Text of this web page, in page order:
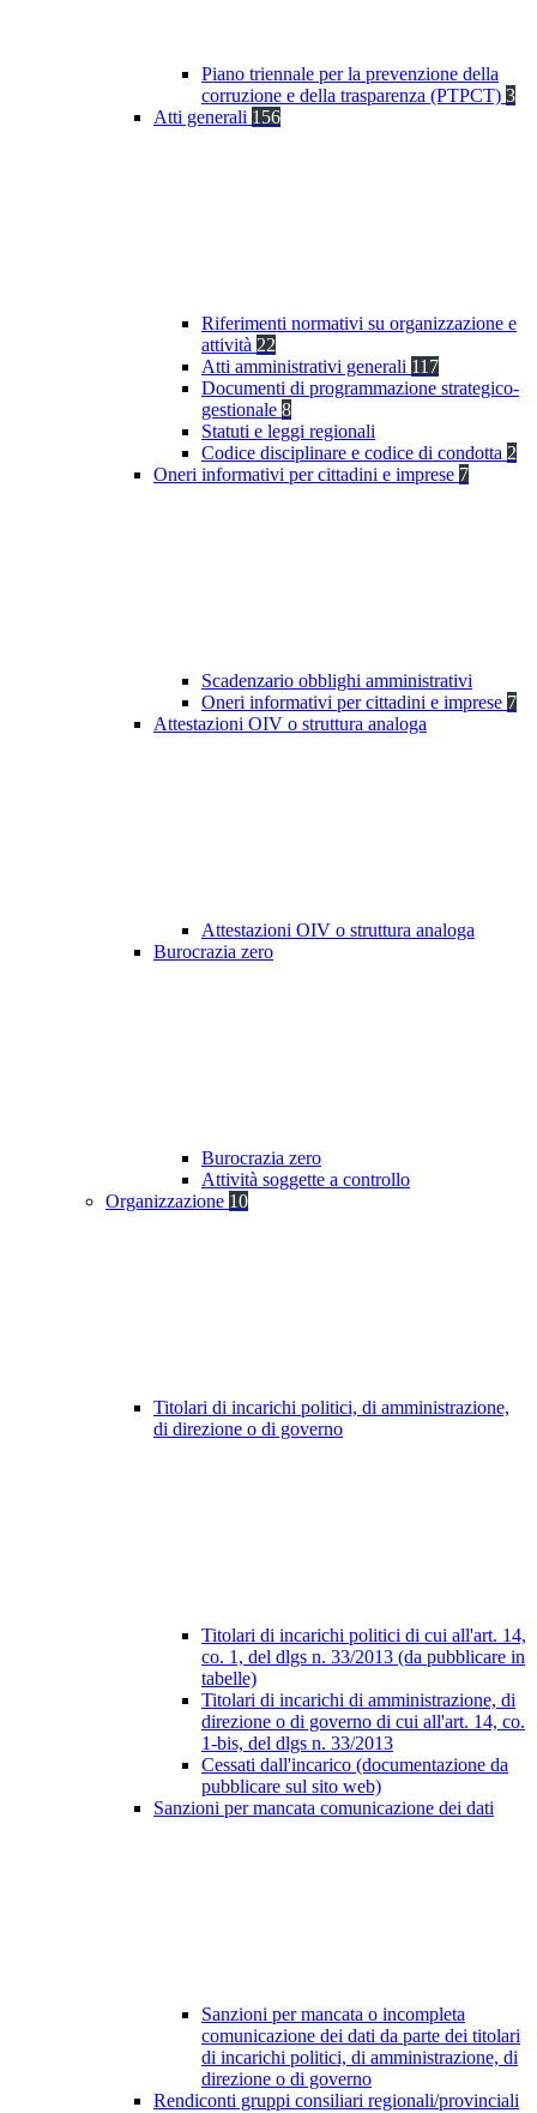
Piano triennale per la prevenzione della
corruzione e della trasparenza (PTPCT) 3
Atti generali 156
Riferimenti normativi su organizzazione e
attività 22
Atti amministrativi generali 117
Documenti di programmazione strategico-
gestionale 8
Statuti e leggi regionali
Codice disciplinare e codice di condotta 2
Oneri informativi per cittadini e imprese 7
Scadenzario obblighi amministrativi
Oneri informativi per cittadini e imprese 7
Attestazioni OIV o struttura analoga
Attestazioni OIV o struttura analoga
Burocrazia zero
Burocrazia zero
Attività soggette a controllo
Organizzazione 10
Titolari di incarichi politici, di amministrazione,
di direzione o di governo
Titolari di incarichi politici di cui all'art. 14,
co. 1, del dlgs n. 33/2013 (da pubblicare in
tabelle)
Titolari di incarichi di amministrazione, di
direzione o di governo di cui all'art. 14, co.
1-bis, del dlgs n. 33/2013
Cessati dall'incarico (documentazione da
pubblicare sul sito web)
Sanzioni per mancata comunicazione dei dati
Sanzioni per mancata o incompleta
comunicazione dei dati da parte dei titolari
di incarichi politici, di amministrazione, di
direzione o di governo
Rendiconti gruppi consiliari regionali/provinciali